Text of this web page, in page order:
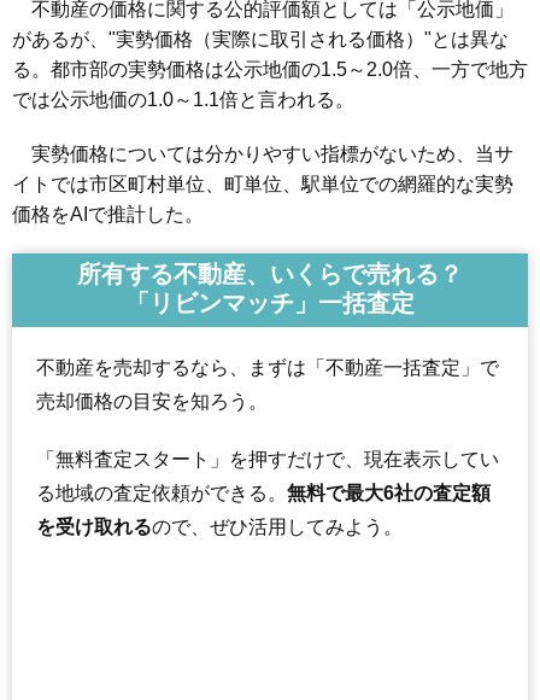
不動産の価格に関する公的評価額としては「公示地価」
があるが、"実勢価格（実際に取引される価格）"とは異な
る。都市部の実勢価格は公示地価の1.5～2.0倍、一方で地方
では公示地価の1.0～1.1倍と言われる。
実勢価格については分かりやすい指標がないため、当サ
イトでは市区町村単位、町単位、駅単位での網羅的な実勢
価格をAIで推計した。
所有する不動産、いくらで売れる？
「リビンマッチ」一括査定
不動産を売却するなら、まずは「不動産一括査定」で
売却価格の目安を知ろう。
「無料査定スタート」を押すだけで、現在表示してい
る地域の査定依頼ができる。 無料で最大6社の査定額
を受け取れるので、ぜひ活用してみよう。